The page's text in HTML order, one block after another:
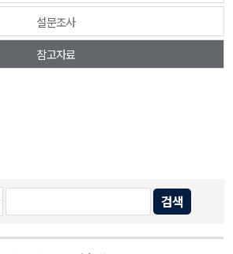
설문조사
참고자료
검색